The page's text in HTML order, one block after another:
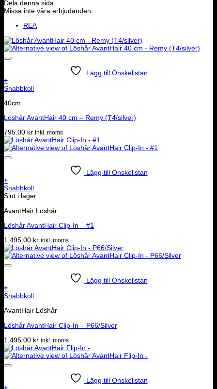
Dela denna sida
Missa inte våra erbjudanden:
REA
Lägg till Önskelistan
+
Snabbkoll
40cm
Löshår AvantHair 40 cm – Remy (T4/silver)
795.00 kr inkl. moms
Lägg till Önskelistan
+
Snabbkoll
Slut i lager
AvantHair Löshår
Löshår AvantHair Clip-In – #1
1,495.00 kr inkl. moms
Lägg till Önskelistan
+
Snabbkoll
AvantHair Löshår
Löshår AvantHair Clip-In – P66/Silver
1,495.00 kr inkl. moms
Lägg till Önskelistan